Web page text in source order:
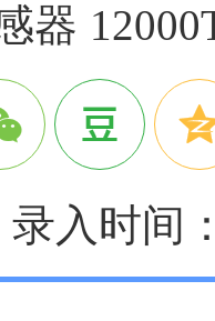
器
入时间